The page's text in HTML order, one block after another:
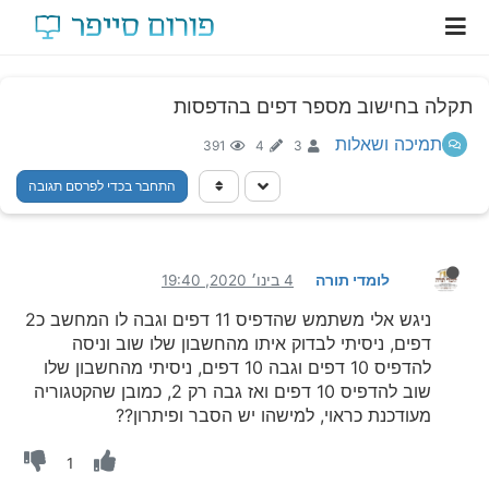
תקלה בחישוב מספר דפים בהדפסות
תמיכה ושאלות 3
4
391
התחבר בכדי לפרסם תגובה
לומדי תורה 4 בינו׳ 2020, 19:40
ניגש אלי משתמש שהדפיס 11 דפים וגבה לו המחשב כ2
דפים, ניסיתי לבדוק איתו מהחשבון שלו שוב וניסה
להדפיס 10 דפים וגבה 10 דפים, ניסיתי מהחשבון שלו
שוב להדפיס 10 דפים ואז גבה רק 2, כמובן שהקטגוריה
מעודכנת כראוי, למישהו יש הסבר ופיתרון??
1